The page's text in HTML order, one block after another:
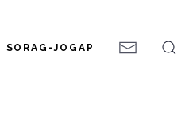
SORAG-JOGAP